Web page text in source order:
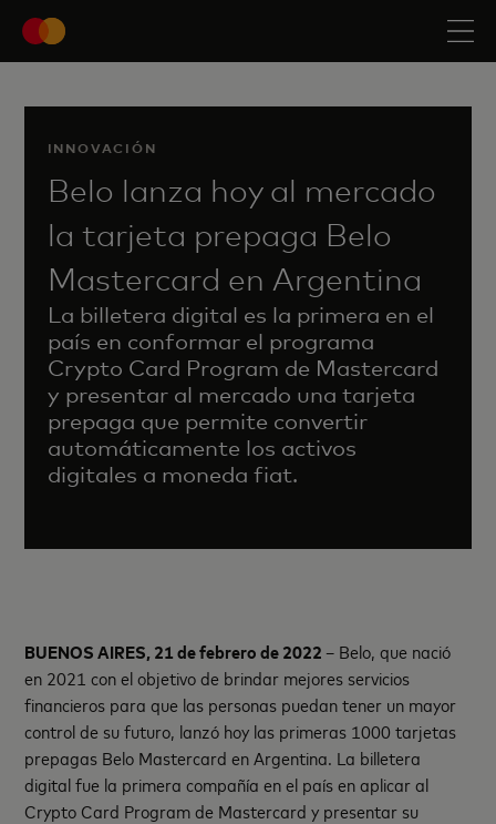
INNOVACIÓN
Belo lanza hoy al mercado
la tarjeta prepaga Belo
Mastercard en Argentina
La billetera digital es la primera en el
país en conformar el programa
Crypto Card Program de Mastercard
y presentar al mercado una tarjeta
prepaga que permite convertir
automáticamente los activos
digitales a moneda fiat.
BUENOS AIRES, 21 de febrero de 2022– Belo, que nació
en 2021 con el objetivo de brindar mejores servicios
financieros para que las personas puedan tener un mayor
control de su futuro, lanzó hoy las primeras 1000 tarjetas
prepagas Belo Mastercard en Argentina. La billetera
digital fue la primera compañía en el país en aplicar al
Crypto Card Program de Mastercard y presentar su